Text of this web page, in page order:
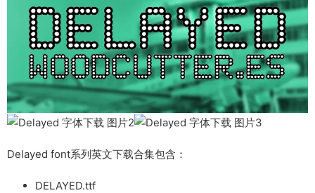
Delayed font系列英文下载合集包含：
DELAYED.ttf